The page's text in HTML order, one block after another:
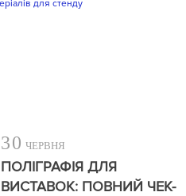
30 ЧЕРВНЯ
ПОЛІГРАФІЯ ДЛЯ
ВИСТАВОК: ПОВНИЙ ЧЕК-